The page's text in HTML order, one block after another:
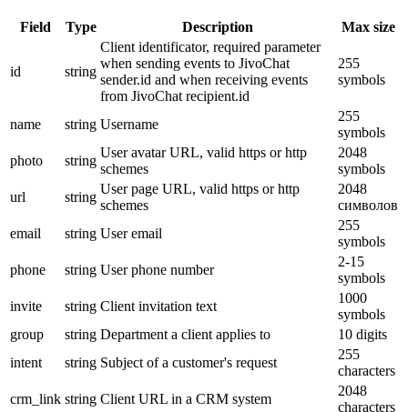
Field Type Description Max size
id string
Client identificator, required parameter
when sending events to JivoChat
sender.id and when receiving events
from JivoChat recipient.id
255
symbols
name string Username
255
symbols
photo
string
User avatar URL, valid https or http
schemes
2048
symbols
url
string
User page URL, valid https or http
schemes
2048
символов
email
string User email
255
symbols
phone
string User phone number
2-15
symbols
invite
string Client invitation text
1000
symbols
group
string Department a client applies to
10 digits
intent
string Subject of a customer's request
255
characters
crm_link string Client URL in a CRM system
2048
characters